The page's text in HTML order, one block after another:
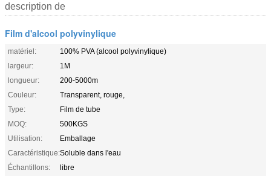
description de
Film d'alcool polyvinylique
matériel:
100% PVA (alcool polyvinylique)
largeur:
1M
longueur:
200-5000m
Couleur:
Transparent, rouge,
Type:
Film de tube
MOQ:
500KGS
Utilisation:
Emballage
Caractéristique:Soluble dans l'eau
Échantillons:
libre